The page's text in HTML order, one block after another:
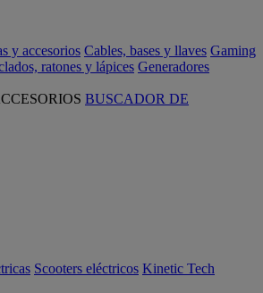
y accesorios Cables, bases y llaves Gaming
ratones y lápices Generadores
BUSCADOR DE
Scooters eléctricos Kinetic Tech